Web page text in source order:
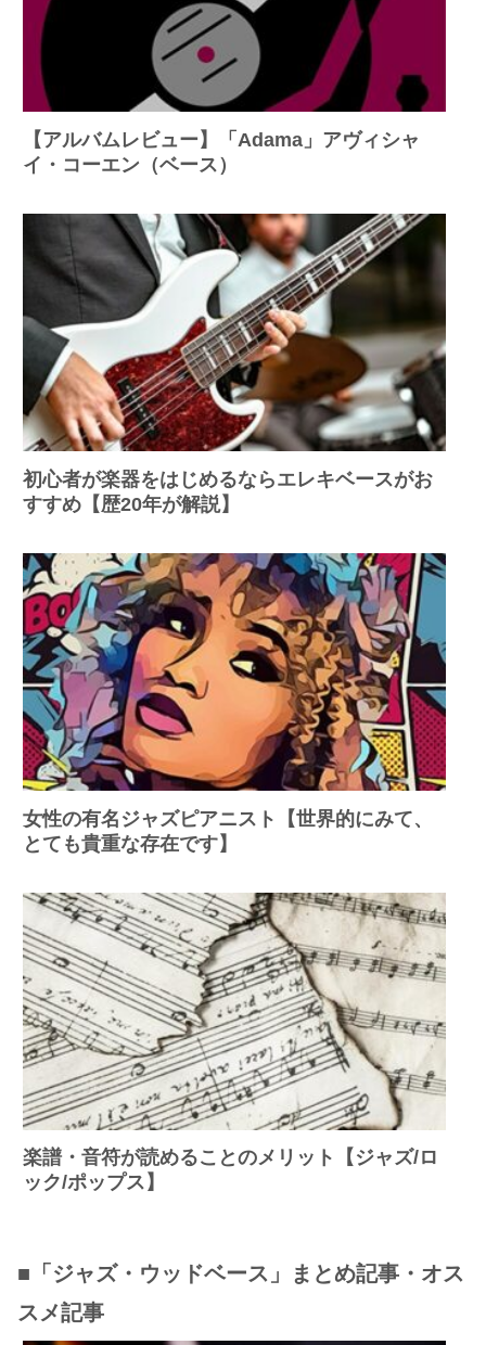
【アルバムレビュー】「Adama」アヴィシャ
イ・コーエン（ベース）
初心者が楽器をはじめるならエレキベースがお
すすめ【歴20年が解説】
女性の有名ジャズピアニスト【世界的にみて、
とても貴重な存在です】
楽譜・音符が読めることのメリット【ジャズ/ロ
ック/ポップス】
■「ジャズ・ウッドベース」まとめ記事・オス
スメ記事